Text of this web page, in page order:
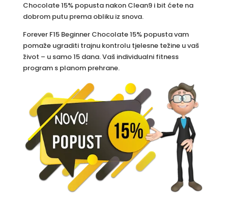
Chocolate 15% popusta nakon Clean9 i bit ćete na
dobrom putu prema obliku iz snova.
Forever F15 Beginner Chocolate 15% popusta vam
pomaže ugraditi trajnu kontrolu tjelesne težine u vaš
život – u samo 15 dana. Vaš individualni fitness
program s planom prehrane.